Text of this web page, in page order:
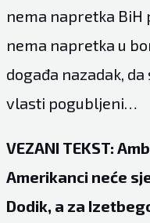
nema napretka BiH
nema napretka u
događa nazadak,
vlasti pogubljeni…
VEZANI TEKST:
Amerikanci neće
Dodik, a za